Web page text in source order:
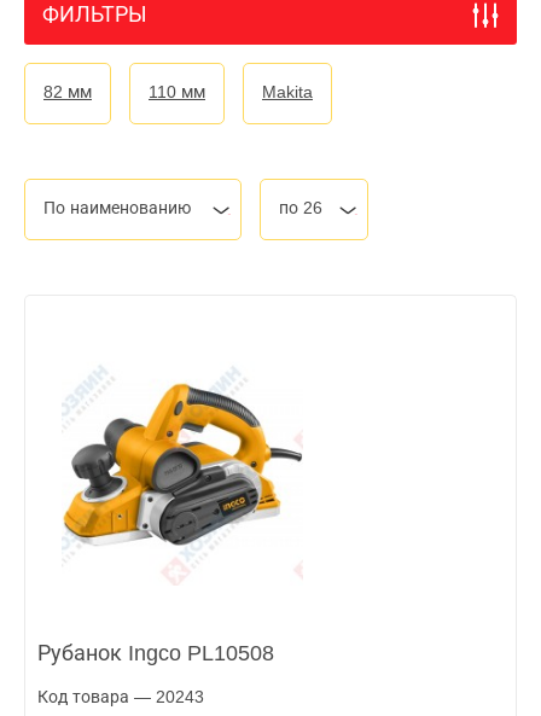
ФИЛЬТРЫ
82 мм 110 мм Makita
По наименованию по 26
Рубанок Ingco PL10508
Код товара — 20243